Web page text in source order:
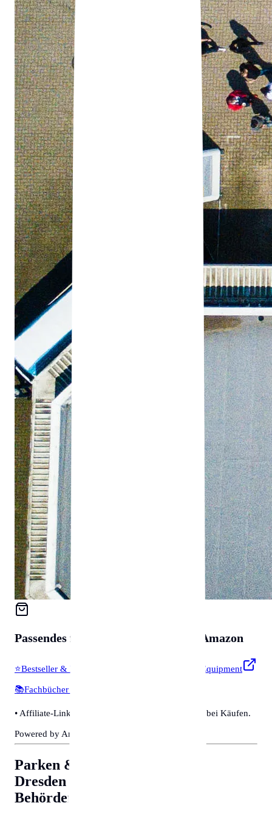
Passendes für auf Amazon
⭐Bestseller & Favoriten
Profi-Werkzeug & Equipment
📚Fachbücher & Guides
• Affiliate-Link: Wir erhalten eine kleine Provision bei Käufen.
Powered by Amazon 🛒
Parken & Bewohnerparken in
Dresden
Behördengänge